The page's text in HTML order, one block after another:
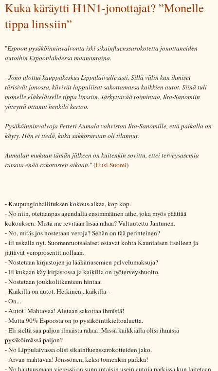
Kuka käräytti H1N1-jonottajat? ”Monelle
tippa linssiin”
"Espoon pysäköinninvalvonta iski sikainfluenssarokotetta jonottaneiden
autoihin Espoonlahdessa maanantaina.
- Jono ulottui kauppakeskus Lippulaivalle asti. Sillä välin kun ihmiset
tärisivät jonossa, kävivät lappuliisat sakottamassa kaikkien autot. Siinä tuli
monelle eläkeläiselle tippa linssiin. Järkyttävää toimintaa, Ilta-Sanomiin
yhteyttä ottanut henkilö kertoo.
Pysäköinninvalvoja Petteri Aumala vahvistaa Ilta-Sanomille, että paikalla on
käyty. Hän ei tiedä, kuka sakkoratsian oli tilannut.
Aumalan mukaan tämän jälkeen on kuitenkin sovittu, ettei terveysasemia
ratsata enää rokotusten aikaan." (Uusi Suomi)
- Kaupunginhallituksen kokous alkaa, kop kop.
- No niin, otetaanpas agendalla ensimmäinen aihe, joka myös päättää
kokouksen: Mistä me revitään lisää rahaa? Valtuutettu Jantunen.
- No, mitäs jos nostetaan veroja? Sehän on tää perinteinen?
- Ei uskalla nyt. Suomenruotsalaiset ostavat kohta Kauniaisen itselleen ja
jättävät veroprosentit nollaan.
- Nostetaan kirjastojen ja lääkäriasemien palvelumaksuja?
- Ei kukaan käy kirjastossa ja kaikilla on työterveyshuolto.
- Nostetaan joukkoliikenteen hintaa.
- Kaikilla on autot. Hetkinen...kaikilla--
- On...
- Autot! Mahtavaa! Aletaan sakottaa ihmisiä!
- Mutta 90% Espoosta on jo pysäköintikieltoaluetta.
- Eli sieltä saa paljon ilmaista rahaa! Missä kaikkialla olisi ihmisiä
pysäköimässä paljon?
- No Lippulaivassa olisi sikainfluenssarokotteiden jako.
- Aivan mahtavaa! Jönssönen, keksi toinenkin paikka!
- No hautausmaan vieressä on sunnuntaisin usein autoja parkissa kun laitetaan